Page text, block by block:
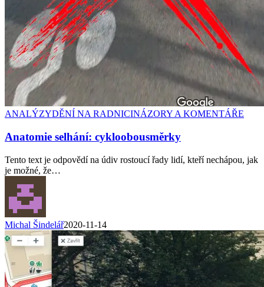
ANALÝZYDĚNÍ NA RADNICINÁZORY A KOMENTÁŘE
Anatomie selhání: cykloobousměrky
Tento text je odpovědí na údiv rostoucí řady lidí, kteří nechápou, jak
je možné, že…
Michal Šindelář2020-11-14